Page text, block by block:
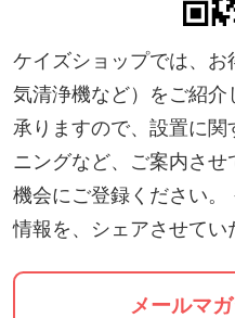
日程通りクリーニングを
ケイズショップでは、
気清浄機など）をご紹介
承りますので、設置に
ニングなど、ご案内さ
機会にご登録ください
情報を、シェアさせてい
メールマ